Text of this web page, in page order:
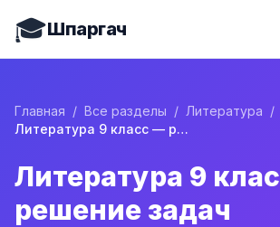
🎓Шпаргач
Главная / Все разделы / Литература /
Литература 9 класс — решение задач
Литература 9
решение задач